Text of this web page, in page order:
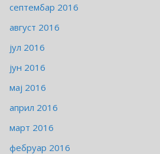
септембар 2016
август 2016
јул 2016
јун 2016
мај 2016
април 2016
март 2016
фебруар 2016